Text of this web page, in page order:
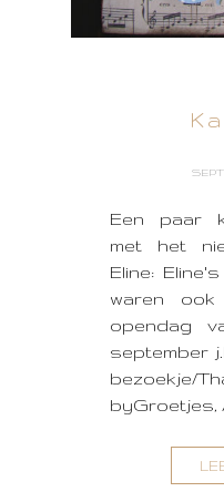
Een paar
met het
Eline:
waren
opendag
september
bezoekje/
byGroetjes,